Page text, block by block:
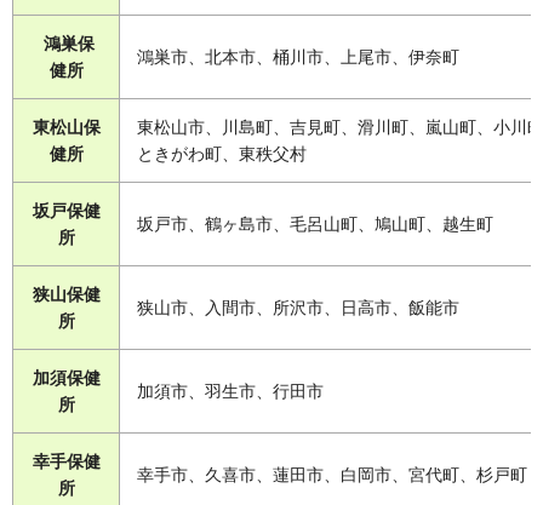
鴻巣保
健所
鴻巣市、北本市、桶川市、上尾市、伊奈町
東松山保
健所
東松山市、川島町、吉見町、滑川町、嵐山町、小川
ときがわ町、東秩父村
坂戸保健
所
坂戸市、鶴ヶ島市、毛呂山町、鳩山町、越生町
狭山保健
所
狭山市、入間市、所沢市、日高市、飯能市
加須保健
所
加須市、羽生市、行田市
幸手保健
所
幸手市、久喜市、蓮田市、白岡市、宮代町、杉戸町